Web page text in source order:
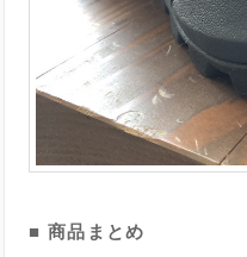
■ 商品まとめ